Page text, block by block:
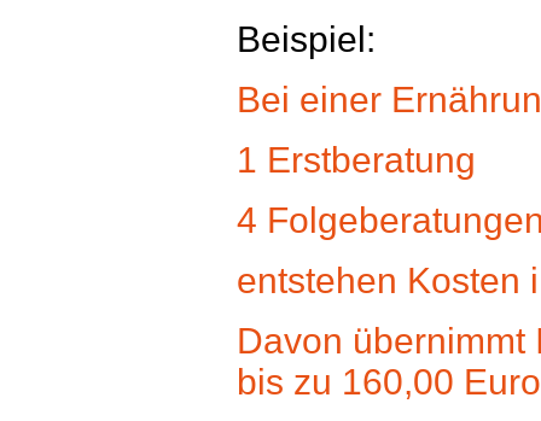
Beispiel:
Bei einer
1 Erstberatung
4
entstehen Kosten
Davon übernimmt
bis zu 160,00